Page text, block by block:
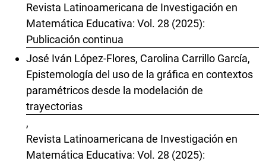
Revista Latinoamericana de Investigación en
Matemática Educativa: Vol. 28 (2025):
Publicación continua
José Iván López-Flores, Carolina Carrillo García,
Epistemología del uso de la gráfica en contextos
paramétricos desde la modelación de
trayectorias
,
Revista Latinoamericana de Investigación en
Matemática Educativa: Vol. 28 (2025):